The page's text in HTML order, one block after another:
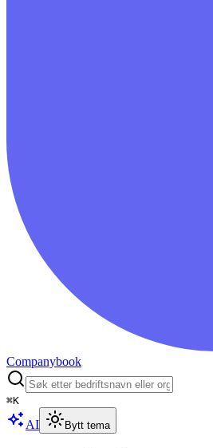
Companybook
⌘K
AI Bytt tema